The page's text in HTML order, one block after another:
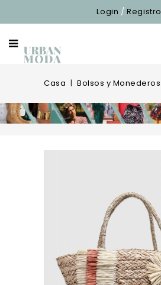
Login /Registro
Casa Bolsos y Monederos